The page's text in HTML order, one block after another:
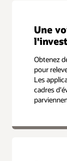
Une
Obtenez
pour
Les
cadres